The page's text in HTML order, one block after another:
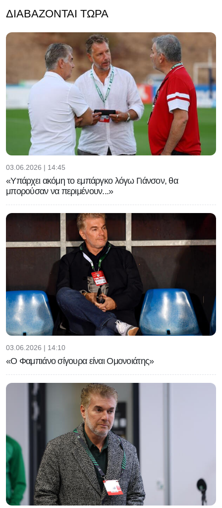
ΔΙΑΒΆΖΟΝΤΑΙ ΤΏΡΑ
03.06.2026 | 14:45
«Υπάρχει ακόμη το εμπάργκο λόγω Γιάνσον, θα
μπορούσαν να περιμένουν...»
03.06.2026 | 14:10
«Ο Φαμπιάνο σίγουρα είναι Ομονοιάτης»